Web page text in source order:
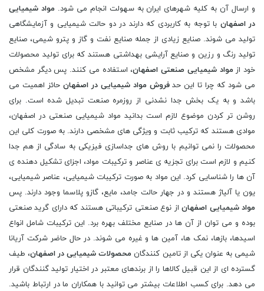
و ارسال آن به کلیه شهرهای ایران به سهولت انجام می شود. مواد شیمیایی
در اصفهان با توجه به کاربردی که دارند در دو حالت شیمیایی و آزمایشگاهی
تولید می شوند. صنایع زیادی از جمله صنایع نفت و گاز و پترو شیمی، صنایع
تولید رنگ و رزین و صنایع آرایشی بهداشتی هستند که برای تولید محصولات
خود از مواد شیمیایی صنعتی اصفهان، استفاده می کنند. پس دیگر مشخص
می شود که چرا تا این حدفروش مواد شیمیایی در اصفهان حائز اهمیت می
باشد و به یک بخش جدا نشدنی از روزمره صنعت تبدیل شده است. برای
روشن تر کردن موضوع لازم است بدانید مواد شیمیایی صنعتی در اصفهان،
موادی هستند که ترکیب ثابت و ویژگی های مشخصی دارند. به صورت کلی این
محصولات را نمی توانیم با روش های جداسازی فیزیکی به سادگی از هم جدا
کنیم و لازم است برای تجزیه ی عناصر و ترکیبات مواد، اجزای تشکیل دهنده ی
آن ها را شناسایی کرد. این مواد به صورت ترکیبات شیمیایی، عناصر شیمیایی،
یون یا آلیاژ هستند و در جهار حالت جامد، مایع، گازو پلاسما وجود دارند. پس
مواد شیمیایی اصفهاناز نوع صنعتی ترکیباتی هستند که دارای گرید صنعتی
بوده و می توان از آن ها در صنایع مختلف بهره برد. این ترکیبات شامل انواع
اسیدها، بازها، نمک ها، آمین ها و غیره می شوند. در حال حاضر شرکت آریانا
شیمی به عنوان یکی از تامین کنندگان محصولات شیمیایی در اصفهان، طیف
گسترده ای از این قبیل کالاها را از برندهای معتبر در اختیار تولید گنندگان قرار
می دهد. برای کسب اطلاعات بیشتر می توانید با همکاران ما در ارتباط باشید.